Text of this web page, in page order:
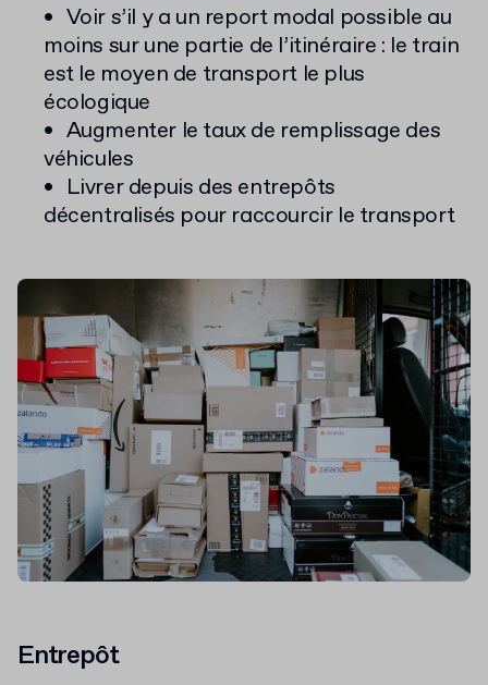
Voir s’il y a un report modal possible au
moins sur une partie de l’itinéraire : le train
est le moyen de transport le plus
écologique
Augmenter le taux de remplissage des
véhicules
Livrer depuis des entrepôts
décentralisés pour raccourcir le transport
Entrepôt